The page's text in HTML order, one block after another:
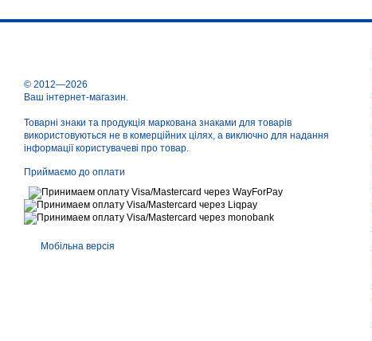
© 2012—2026
Ваш інтернет-магазин.
Товарні знаки та продукція маркована знаками для товарів
використовуються не в комерційних цілях, а виключно для надання
інформації користувачеві про товар.
Приймаємо до оплати
Мобільна версія